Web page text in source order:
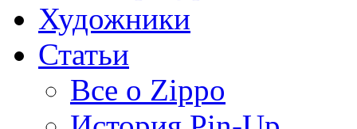
Художники
Статьи
Все о Zippo